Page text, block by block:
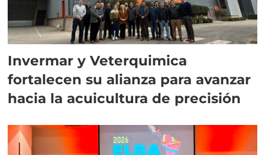
Invermar y Veterquimica
fortalecen su alianza para avanzar
hacia la acuicultura de precisión